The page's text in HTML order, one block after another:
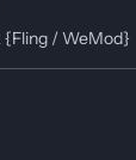
{Fling / WeMod}